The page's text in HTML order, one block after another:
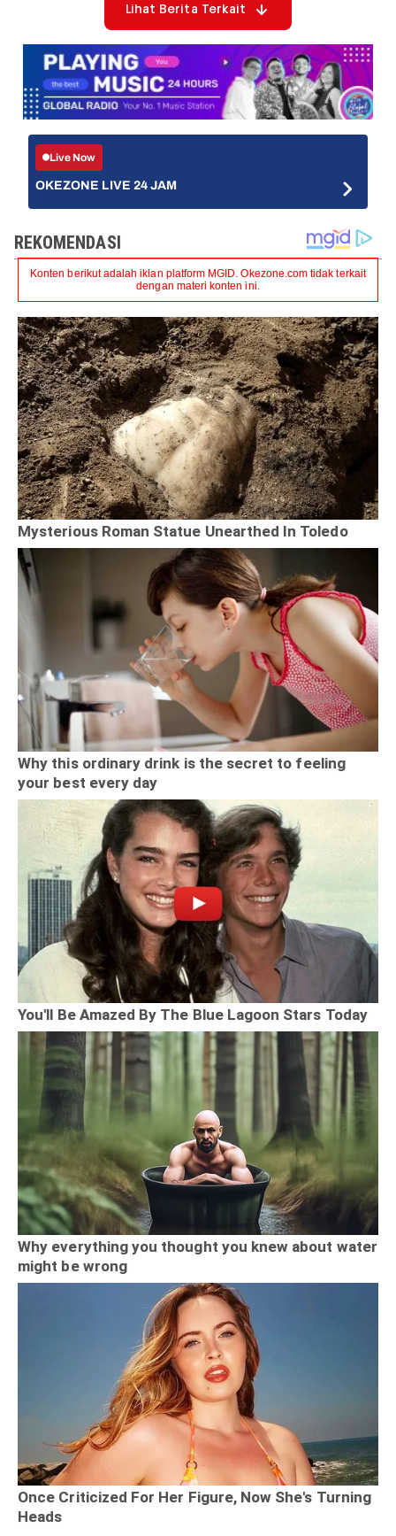
Lihat Berita Terkait
Live Now
OKEZONE LIVE 24 JAM